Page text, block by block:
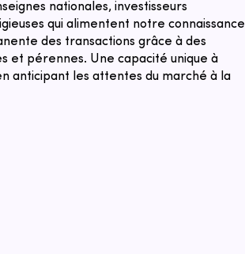
nationales, investisseurs
qui alimentent notre connaissance
des transactions grâce à des
et pérennes. Une capacité unique à
anticipant les attentes du marché à la